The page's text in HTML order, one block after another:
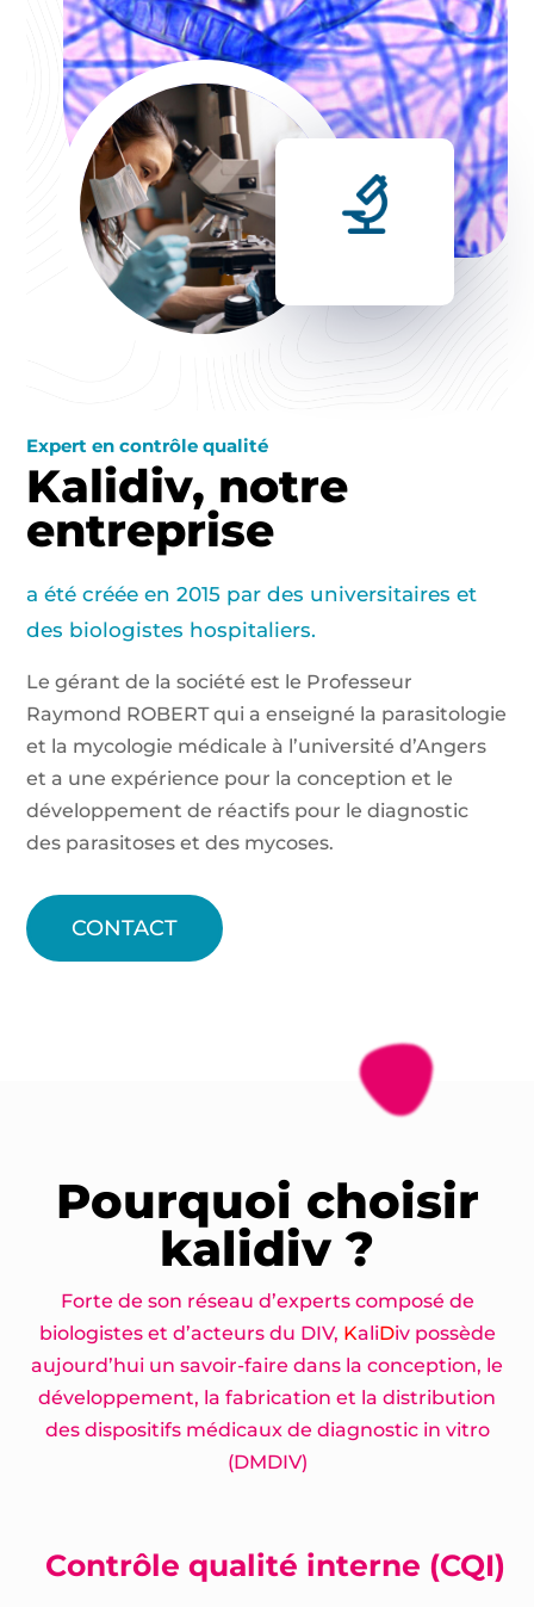
Expert en contrôle qualité
Kalidiv, notre
entreprise
a été créée en 2015 par des universitaires et
des biologistes hospitaliers.
Le gérant de la société est le Professeur
Raymond ROBERT qui a enseigné la parasitologie
et la mycologie médicale à l’université d’Angers
et a une expérience pour la conception et le
développement de réactifs pour le diagnostic
des parasitoses et des mycoses.
CONTACT
Pourquoi choisir
kalidiv ?
Forte de son réseau d’experts composé de
biologistes et d’acteurs du DIV, KaliDiv possède
aujourd’hui un savoir-faire dans la conception, le
développement, la fabrication et la distribution
des dispositifs médicaux de diagnostic in vitro
(DMDIV)
Contrôle qualité interne (CQI)